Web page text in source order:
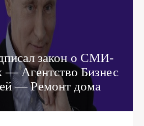
закон о СМИ-
— Агентство Бизнес
— Ремонт дома